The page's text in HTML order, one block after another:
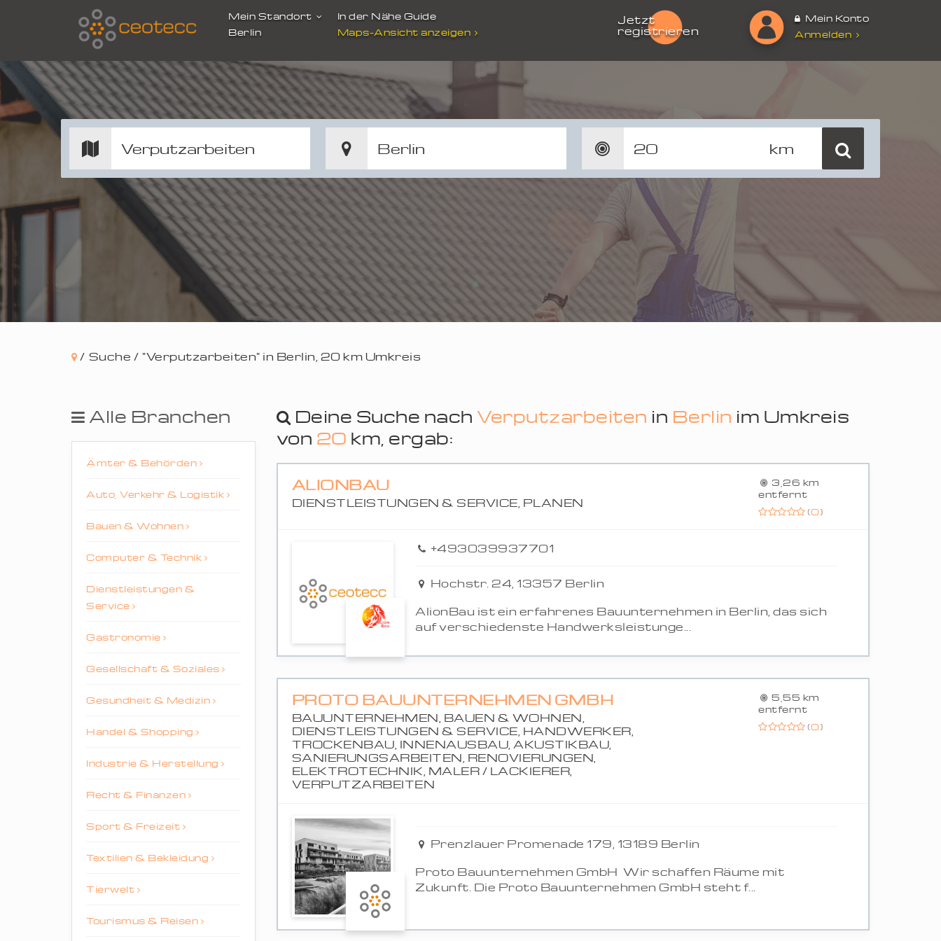
Mein Standort
Berlin
In der Nähe Guide
Maps-Ansicht anzeigen
Jetzt
registrieren
Mein Konto
Anmelden
/ Suche / "Verputzarbeiten" in Berlin, 20 km Umkreis
Alle Branchen
Ämter & Behörden
Auto, Verkehr & Logistik
Bauen & Wohnen
Computer & Technik
Dienstleistungen &
Service
Gastronomie
Gesellschaft & Soziales
Gesundheit & Medizin
Handel & Shopping
Industrie & Herstellung
Recht & Finanzen
Sport & Freizeit
Textilien & Bekleidung
Tierwelt
Tourismus & Reisen
Deine Suche nach Verputzarbeiten in Berlin im Umkreis
von 20 km, ergab:
ALIONBAU
DIENSTLEISTUNGEN & SERVICE, PLANEN
3,26 km
entfernt
(0)
+493039937701
Hochstr. 24, 13357 Berlin
AlionBau ist ein erfahrenes Bauunternehmen in Berlin, das sich
auf verschiedenste Handwerksleistunge...
PROTO BAUUNTERNEHMEN GMBH
BAUUNTERNEHMEN, BAUEN & WOHNEN,
DIENSTLEISTUNGEN & SERVICE, HANDWERKER,
TROCKENBAU, INNENAUSBAU, AKUSTIKBAU,
SANIERUNGSARBEITEN, RENOVIERUNGEN,
ELEKTROTECHNIK, MALER / LACKIERER,
VERPUTZARBEITEN
5,55 km
entfernt
(0)
Prenzlauer Promenade 179, 13189 Berlin
Proto Bauunternehmen GmbH  Wir schaffen Räume mit
Zukunft. Die Proto Bauunternehmen GmbH steht f...